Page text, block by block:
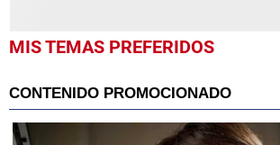
MIS TEMAS PREFERIDOS